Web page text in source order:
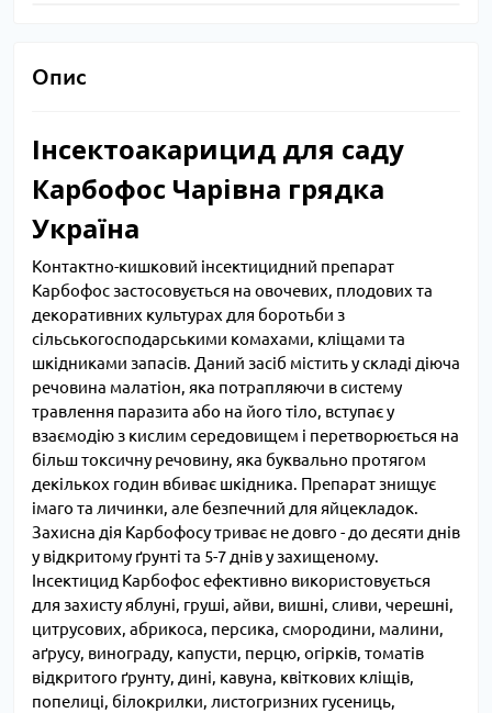
Опис
Інсектоакарицид для саду
Карбофос Чарівна грядка
Україна
Контактно-кишковий інсектицидний препарат
Карбофос застосовується на овочевих, плодових та
декоративних культурах для боротьби з
сільськогосподарськими комахами, кліщами та
шкідниками запасів. Даний засіб містить у складі діюча
речовина малатіон, яка потрапляючи в систему
травлення паразита або на його тіло, вступає у
взаємодію з кислим середовищем і перетворюється на
більш токсичну речовину, яка буквально протягом
декількох годин вбиває шкідника. Препарат знищує
імаго та личинки, але безпечний для яйцекладок.
Захисна дія Карбофосу триває не довго - до десяти днів
у відкритому ґрунті та 5-7 днів у захищеному.
Інсектицид Карбофос ефективно використовується
для захисту яблуні, груші, айви, вишні, сливи, черешні,
цитрусових, абрикоса, персика, смородини, малини,
аґрусу, винограду, капусти, перцю, огірків, томатів
відкритого ґрунту, дині, кавуна, квіткових кліщів,
попелиці, білокрилки, листогризних гусениць,